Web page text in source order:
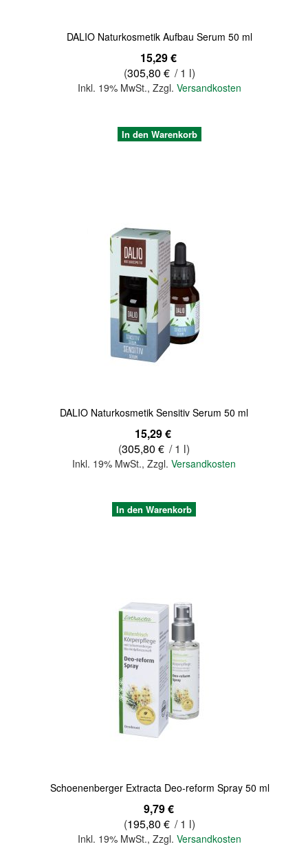
DALIO Naturkosmetik Aufbau Serum 50 ml
15,29 €
(305,80 € / 1 l)
Inkl. 19% MwSt.,Zzgl.Versandkosten
In den Warenkorb
DALIO Naturkosmetik Sensitiv Serum 50 ml
15,29 €
(305,80 € / 1 l)
Inkl. 19% MwSt., Zzgl. Versandkosten
In den Warenkorb
Schoenenberger Extracta Deo-reform Spray 50 ml
9,79 €
(195,80 € / 1 l)
Inkl. 19% MwSt.,Zzgl.Versandkosten